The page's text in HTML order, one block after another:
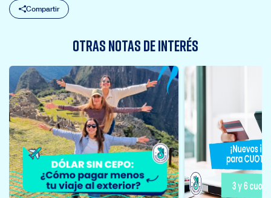
Compartir
OTRAS NOTAS DE INTERÉS